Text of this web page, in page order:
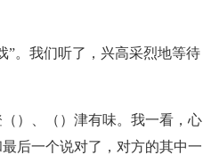
”。我们听了，兴高采烈地等待
）、（）津有味。我一看，心
后一个说对了，对方的其中一